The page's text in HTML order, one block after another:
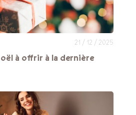
21 / 12 / 2025
à offrir à la dernière